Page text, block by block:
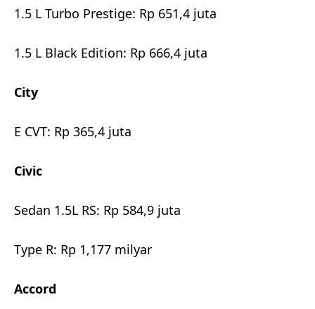
1.5 L Turbo Prestige: Rp 651,4 juta
1.5 L Black Edition: Rp 666,4 juta
City
E CVT: Rp 365,4 juta
Civic
Sedan 1.5L RS: Rp 584,9 juta
Type R: Rp 1,177 milyar
Accord